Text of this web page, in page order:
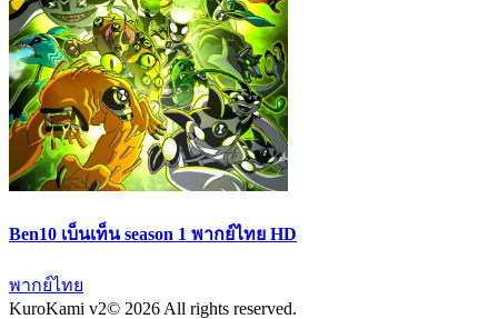
Ben10 เบ็นเท็น season 1 พากย์ไทย HD
พากย์ไทย
KuroKami v2© 2026 All rights reserved.